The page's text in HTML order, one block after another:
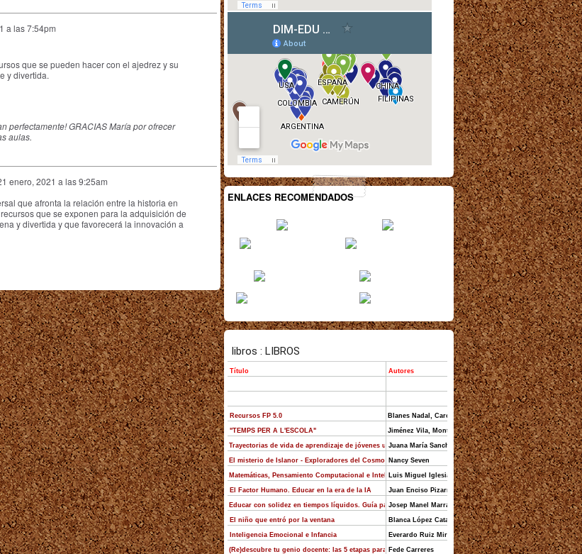
a las 7:54pm
que se pueden hacer con el ajedrez y su
y divertida.
perfectamente! GRACIAS María por ofrecer
aulas.
enero, 2021 a las 9:25am
que afronta la relación entre la historia en
que se exponen para la adquisición de
y divertida y que favorecerá la innovación a
ENLACES RECOMENDADOS